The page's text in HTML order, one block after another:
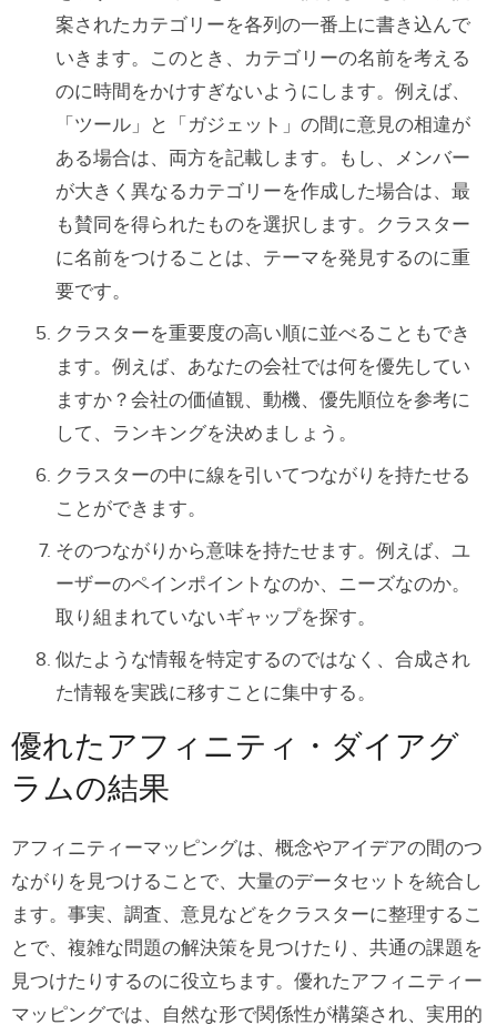
案されたカテゴリーを各列の一番上に書き込んで
いきます。このとき、カテゴリーの名前を考える
のに時間をかけすぎないようにします。例えば、
「ツール」と「ガジェット」の間に意見の相違が
ある場合は、両方を記載します。もし、メンバー
が大きく異なるカテゴリーを作成した場合は、最
も賛同を得られたものを選択します。クラスター
に名前をつけることは、テーマを発見するのに重
要です。
クラスターを重要度の高い順に並べることもでき
ます。例えば、あなたの会社では何を優先してい
ますか？会社の価値観、動機、優先順位を参考に
して、ランキングを決めましょう。
クラスターの中に線を引いてつながりを持たせる
ことができます。
そのつながりから意味を持たせます。例えば、ユ
ーザーのペインポイントなのか、ニーズなのか。
取り組まれていないギャップを探す。
似たような情報を特定するのではなく、合成され
た情報を実践に移すことに集中する。
優れたアフィニティ・ダイアグ
ラムの結果
アフィニティーマッピングは、概念やアイデアの間のつ
ながりを見つけることで、大量のデータセットを統合し
ます。事実、調査、意見などをクラスターに整理するこ
とで、複雑な問題の解決策を見つけたり、共通の課題を
見つけたりするのに役立ちます。優れたアフィニティー
マッピングでは、自然な形で関係性が構築され、実用的